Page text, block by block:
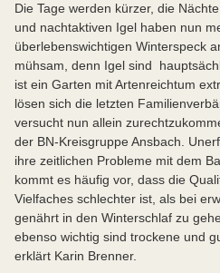
Die Tage werden kürzer, die
und nachtaktiven Igel haben nun
überlebenswichtigen Winterspeck
mühsam, denn Igel sind
ist ein Garten mit Artenreichtum
lösen sich die letzten
versucht nun allein
der BN-Kreisgruppe Ansbach.
ihre zeitlichen Probleme mit dem
kommt es häufig vor, dass die
Vielfaches schlechter ist, als bei
genährt in den Winterschlaf zu
ebenso wichtig sind trockene und
erklärt Karin Brenner.